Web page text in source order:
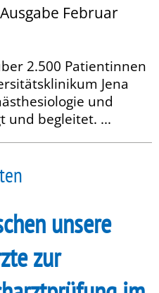
Februar
2.500 Patientinnen
Jena
und
und begleitet. ...
unsere
zur